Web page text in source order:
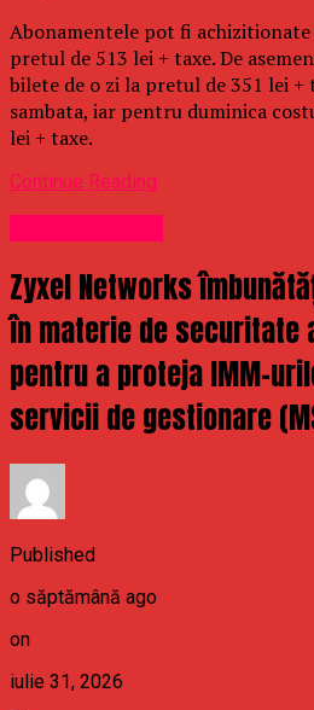
Abonamentele pot fi
pretul de 513 lei + taxe. De
bilete de o zi la pretul de 351 lei
sambata, iar pentru duminica
lei + taxe.
Continue Reading
Zyxel Networks
în materie de securitate
pentru a proteja IMM-
servicii de gestionare
Published
o săptămână ago
on
iulie 31, 2026